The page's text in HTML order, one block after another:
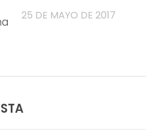
25 DE MAYO DE 2017